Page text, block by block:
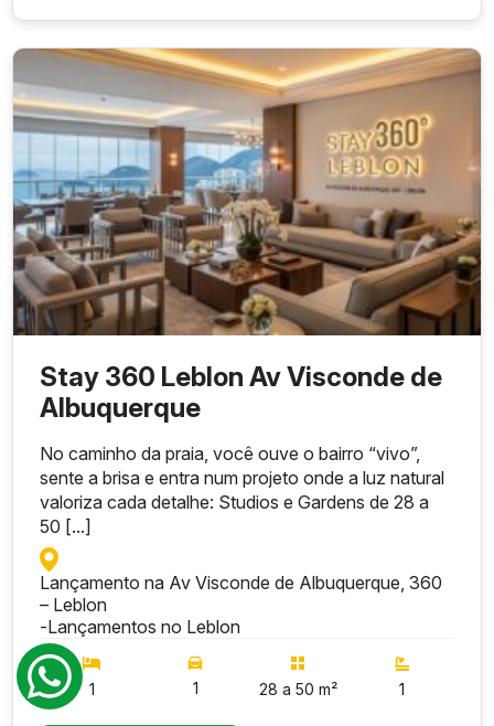
Stay 360 Leblon Av Visconde de
Albuquerque
No caminho da praia, você ouve o bairro “vivo”,
sente a brisa e entra num projeto onde a luz natural
valoriza cada detalhe: Studios e Gardens de 28 a
50 [...]
Lançamento na Av Visconde de Albuquerque, 360
– Leblon
-Lançamentos no Leblon
1 1 28 a 50 m² 1